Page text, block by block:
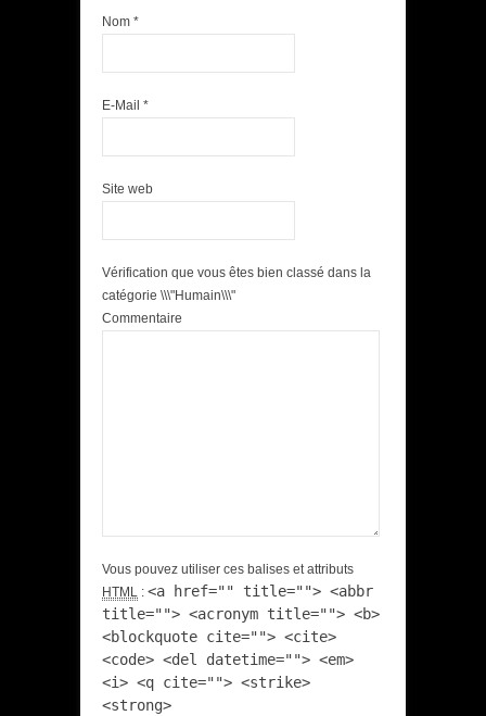
Nom *
E-Mail *
Site web
Vérification que vous êtes bien classé dans la
catégorie \\\"Humain\\\"
Commentaire
Vous pouvez utiliser ces balises et attributs
HTML : <a href="" title=""> <abbr
title=""> <acronym title=""> <b>
<blockquote cite=""> <cite>
<code> <del datetime=""> <em>
<i> <q cite=""> <strike>
<strong>